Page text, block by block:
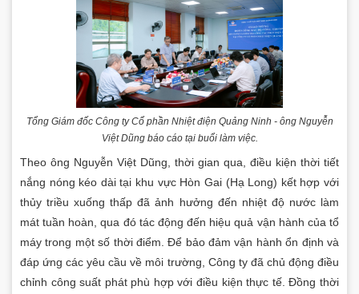
Tổng Giám đốc Công ty Cổ phần Nhiệt điện Quảng Ninh - ông Nguyễn
Việt Dũng báo cáo tại buổi làm việc.
Theo ông Nguyễn Việt Dũng, thời gian qua, điều kiện thời tiết
nắng nóng kéo dài tại khu vực Hòn Gai (Hạ Long) kết hợp với
thủy triều xuống thấp đã ảnh hưởng đến nhiệt độ nước làm
mát tuần hoàn, qua đó tác động đến hiệu quả vận hành của tổ
máy trong một số thời điểm. Để bảo đảm vận hành ổn định và
đáp ứng các yêu cầu về môi trường, Công ty đã chủ động điều
chỉnh công suất phát phù hợp với điều kiện thực tế. Đồng thời